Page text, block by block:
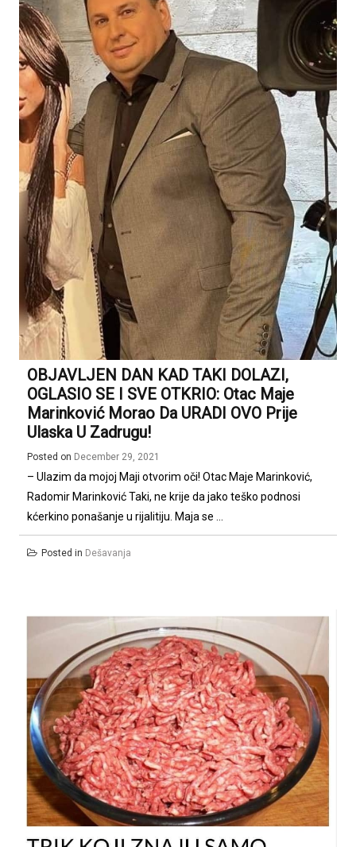
OBJAVLJEN DAN KAD TAKI DOLAZI,
OGLASIO SE I SVE OTKRIO: Otac Maje
Marinković Morao Da URADI OVO Prije
Ulaska U Zadrugu!
Posted on December 29, 2021
– Ulazim da mojoj Maji otvorim oči! Otac Maje Marinković,
Radomir Marinković Taki, ne krije da jako teško podnosi
kćerkino ponašanje u rijalitiju. Maja se ...
Posted in Dešavanja